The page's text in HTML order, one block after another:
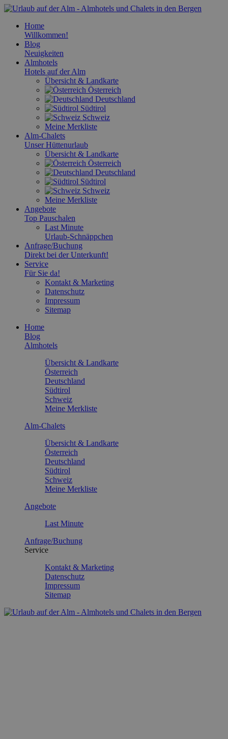
Home
Willkommen!
Blog
Neuigkeiten
Almhotels
Hotels auf der Alm
Übersicht & Landkarte
Österreich
Deutschland
Südtirol
Schweiz
Meine Merkliste
Alm-Chalets
Unser Hüttenurlaub
Übersicht & Landkarte
Österreich
Deutschland
Südtirol
Schweiz
Meine Merkliste
Angebote
Top Pauschalen
Last Minute
Urlaub-Schnäppchen
Anfrage/Buchung
Direkt bei der Unterkunft!
Service
Für Sie da!
Kontakt & Marketing
Datenschutz
Impressum
Sitemap
Home
Blog
Almhotels
Übersicht & Landkarte
Österreich
Deutschland
Südtirol
Schweiz
Meine Merkliste
Alm-Chalets
Übersicht & Landkarte
Österreich
Deutschland
Südtirol
Schweiz
Meine Merkliste
Angebote
Last Minute
Anfrage/Buchung
Service
Kontakt & Marketing
Datenschutz
Impressum
Sitemap